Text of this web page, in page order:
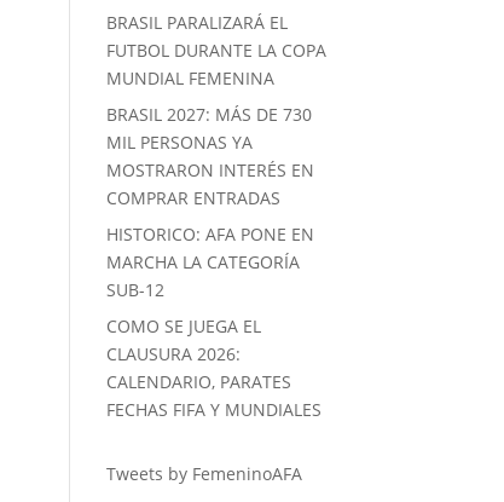
BRASIL PARALIZARÁ EL
FUTBOL DURANTE LA COPA
MUNDIAL FEMENINA
BRASIL 2027: MÁS DE 730
MIL PERSONAS YA
MOSTRARON INTERÉS EN
COMPRAR ENTRADAS
HISTORICO: AFA PONE EN
MARCHA LA CATEGORÍA
SUB-12
COMO SE JUEGA EL
CLAUSURA 2026:
CALENDARIO, PARATES
FECHAS FIFA Y MUNDIALES
Tweets by FemeninoAFA